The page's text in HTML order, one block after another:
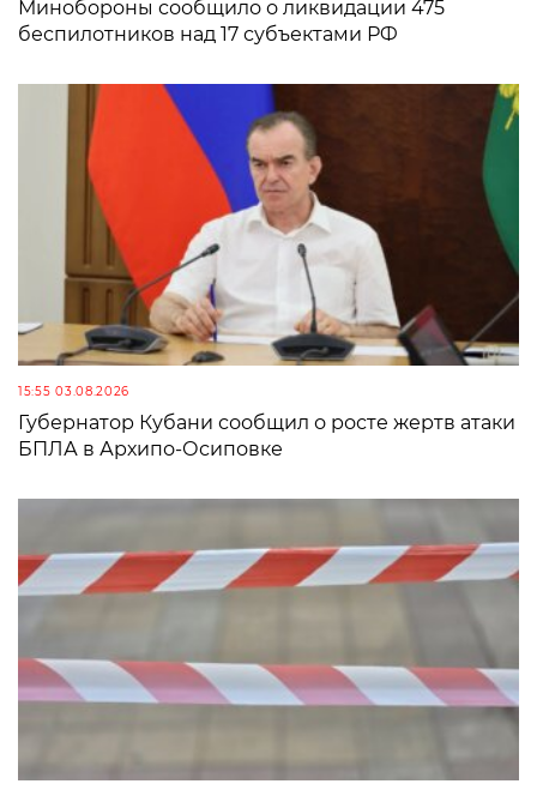
Минобороны сообщило о ликвидации 475
беспилотников над 17 субъектами РФ
15:55 03.08.2026
Губернатор Кубани сообщил о росте жертв атаки
БПЛА в Архипо-Осиповке